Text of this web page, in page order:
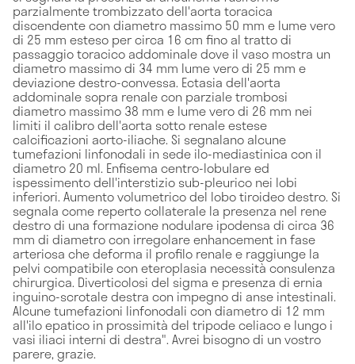
parzialmente trombizzato dell'aorta toracica
discendente con diametro massimo 50 mm e lume vero
di 25 mm esteso per circa 16 cm fino al tratto di
passaggio toracico addominale dove il vaso mostra un
diametro massimo di 34 mm lume vero di 25 mm e
deviazione destro-convessa. Ectasia dell'aorta
addominale sopra renale con parziale trombosi
diametro massimo 38 mm e lume vero di 26 mm nei
limiti il calibro dell'aorta sotto renale estese
calcificazioni aorto-iliache. Si segnalano alcune
tumefazioni linfonodali in sede ilo-mediastinica con il
diametro 20 ml. Enfisema centro-lobulare ed
ispessimento dell'interstizio sub-pleurico nei lobi
inferiori. Aumento volumetrico del lobo tiroideo destro. Si
segnala come reperto collaterale la presenza nel rene
destro di una formazione nodulare ipodensa di circa 36
mm di diametro con irregolare enhancement in fase
arteriosa che deforma il profilo renale e raggiunge la
pelvi compatibile con eteroplasia necessità consulenza
chirurgica. Diverticolosi del sigma e presenza di ernia
inguino-scrotale destra con impegno di anse intestinali.
Alcune tumefazioni linfonodali con diametro di 12 mm
all'ilo epatico in prossimità del tripode celiaco e lungo i
vasi iliaci interni di destra". Avrei bisogno di un vostro
parere, grazie.